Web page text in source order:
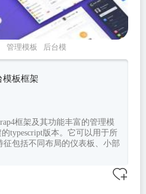
管理模板
后台模
模板框架
框架及其功能丰富的管理模
typescript版本。它可以用于所
包括不同布局的仪表板、小部